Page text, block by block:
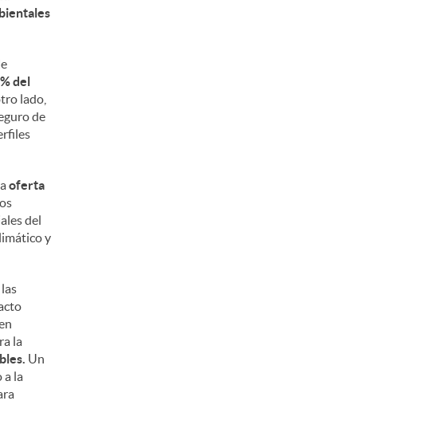
del
lado,
de
oferta
del
y
la
Un
a la